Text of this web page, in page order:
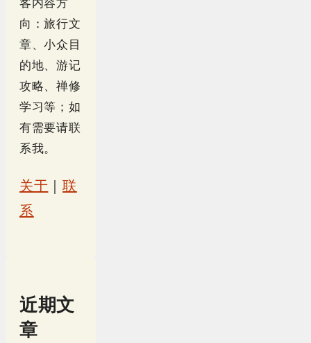
客内容方
向：旅行文
章、小众目
的地、游记
攻略、禅修
学习等；如
有需要请联
系我。
关于 ｜联
系
近期文
章